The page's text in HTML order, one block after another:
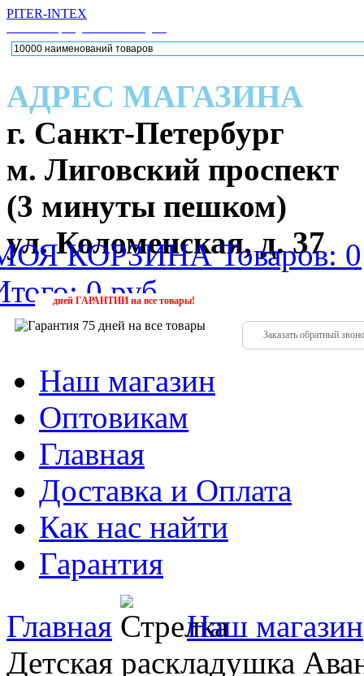
PITER-INTEX
АДРЕС МАГАЗИНА
г. Санкт-Петербург
м. Лиговский проспект
(3 минуты пешком)
ул. Коломенская, д. 37
Заказать обратный
КОРЗИНА Товаров: 0
0 руб.
дней ГАРАНТИИ на все товары!
Наш магазин
Оптовикам
Главная
Доставка и Оплата
Как нас найти
Гарантия
Главная
Наш магазин
Детская раскладушка